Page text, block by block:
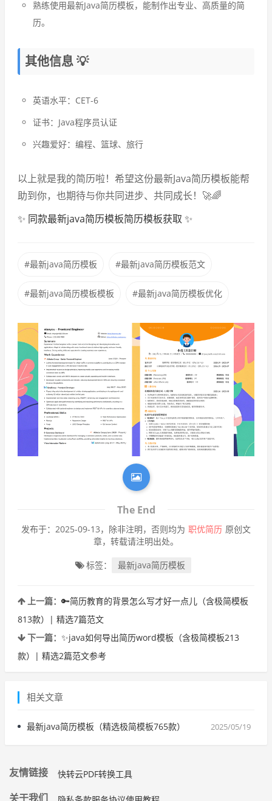
熟练使用最新Java简历模板，能制作出专业、高质量的简
历。
其他信息 💡
英语水平：CET-6
证书：Java程序员认证
兴趣爱好：编程、篮球、旅行
以上就是我的简历啦！希望这份最新Java简历模板能帮
助到你，也期待与你共同进步、共同成长！🚀🌈
✨ 同款最新java简历模板简历模板获取 ✨
#最新java简历模板 #最新java简历模板范文
#最新java简历模板模板 #最新java简历模板优化
The End
发布于：2025-09-13，除非注明，否则均为 职优简历 原创文
章，转载请注明出处。
标签： 最新java简历模板
上一篇： 🔑简历教育的背景怎么写才好一点儿（含极简模板
813款）| 精选7篇范文
下一篇： ✨java如何导出简历word模板（含极简模板213
款）| 精选2篇范文参考
相关文章
2025/05/19
最新java简历模板（精选极简模板765款）
友情链接 快转云PDF转换工具
关于我们